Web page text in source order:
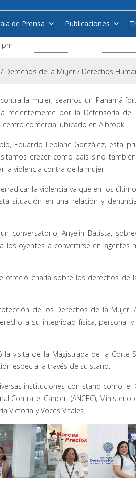
de Prensa Publicaciones
pm
/ Derechos de la Mujer / Derechos
la mujer, seamos un Panamá
recientemente por la Defensoría
comercial ubicado en Albrook.
Eduardo Leblanc González, esta
crecer como país sino
la violencia contra de la mujer.
la violencia ya que en los
situación en una relación y
conversatorio, Anyelin Batista,
oyentes a convertirse en agentes
ofreció charla sobre los derechos de
de los Derechos de la
a su integridad física, personal
visita de la Magistrada de la Corte
especial a través de su stand.
instituciones con stand como: el
Contra el Cáncer, (ANCEC),
Victoria y Voces Vitales.